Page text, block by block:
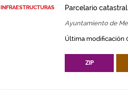
INFRAESTRUCTURAS
Parcelario
Ayuntamiento de
Última modificación
ZIP